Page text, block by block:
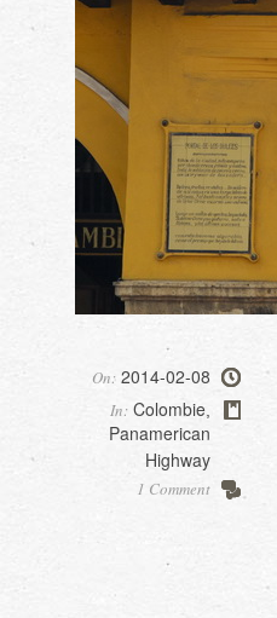
On: 2014-02-08
In: Colombie
Panamerican
Highway
1 Comment